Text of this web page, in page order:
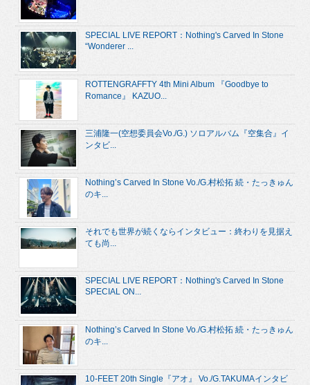
SPECIAL LIVE REPORT：Nothing's Carved In Stone
“Wonderer ...
ROTTENGRAFFTY 4th Mini Album 『Goodbye to
Romance』 KAZUO...
三浦隆一(空想委員会Vo./G.) ソロアルバム『空集合』イ
ンタビ...
Nothing’s Carved In Stone Vo./G.村松拓 続・たっきゅん
のキ...
それでも世界が続くならインタビュー：終わりを見据え
ても尚...
SPECIAL LIVE REPORT：Nothing's Carved In Stone
SPECIAL ON...
Nothing’s Carved In Stone Vo./G.村松拓 続・たっきゅん
のキ...
10-FEET 20th Single『アオ』 Vo./G.TAKUMAインタビ